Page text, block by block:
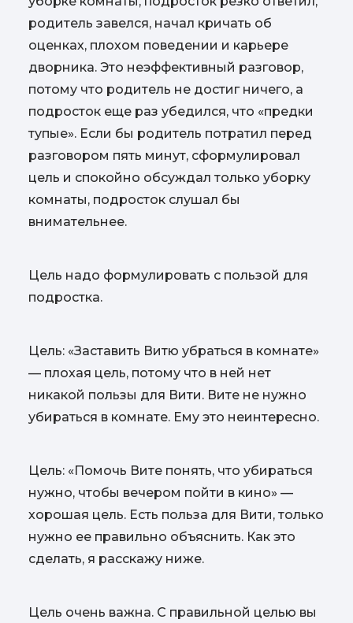
родитель завелся, начал кричать об
оценках, плохом поведении и карьере
дворника. Это неэффективный разговор,
потому что родитель не достиг ничего, а
подросток еще раз убедился, что «предки
тупые». Если бы родитель потратил перед
разговором пять минут, сформулировал
цель и спокойно обсуждал только уборку
комнаты, подросток слушал бы
внимательнее.
Цель надо формулировать с пользой для
подростка.
Цель: «Заставить Витю убраться в комнате»
— плохая цель, потому что в ней нет
никакой пользы для Вити. Вите не нужно
убираться в комнате. Ему это неинтересно.
Цель: «Помочь Вите понять, что убираться
нужно, чтобы вечером пойти в кино» —
хорошая цель. Есть польза для Вити, только
нужно ее правильно объяснить. Как это
сделать, я расскажу ниже.
Цель очень важна. С правильной целью вы